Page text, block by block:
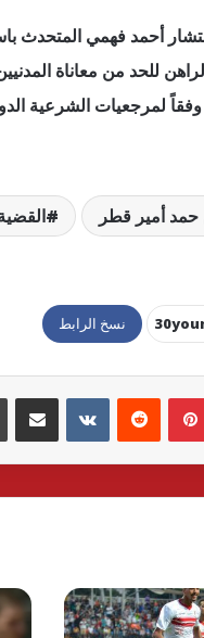
أحمد فهمي المتحدث
للحد من معاناة
لمرجعيات الشرعية
حمد أمير قطر
نسخ الرابط
بينتيريست مشاركة